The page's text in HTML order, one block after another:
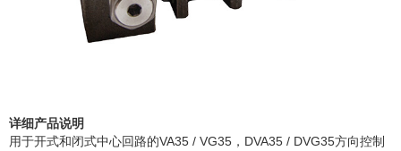
详细产品说明
用于开式和闭式中心回路的VA35 / VG35 ， DVA35 / DVG35方向控制